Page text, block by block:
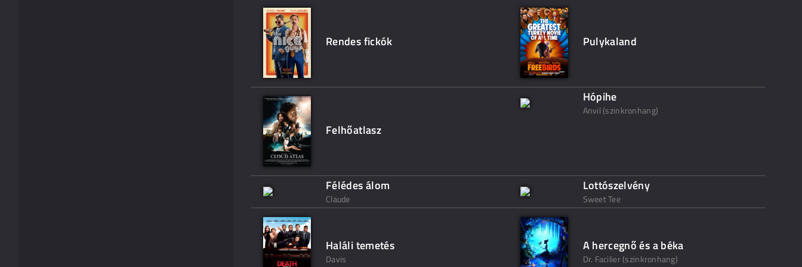
Rendes fickók Pulykaland
Felhőatlasz
Hópihe
Anvil (szinkronhang)
Félédes álom
Claude
Lottószelvény
Sweet Tee
Haláli temetés
Davis
A hercegnő és a béka
Dr. Facilier (szinkronhang)